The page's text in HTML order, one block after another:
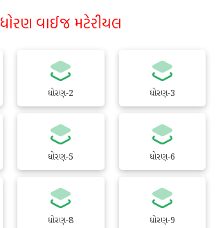
ધોરણ વાઈજ મટેરીયલ
ધોરણ-2 ધોરણ-3
ધોરણ-5 ધોરણ-6
ધોરણ-8 ધોરણ-9